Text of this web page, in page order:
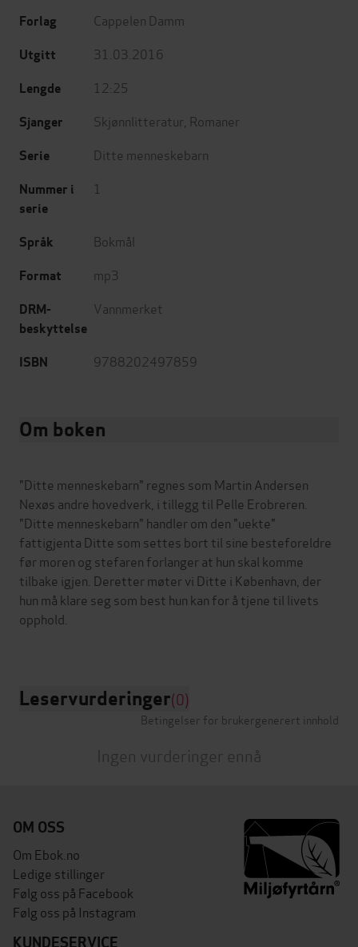
Forlag Cappelen Damm
Utgitt 31.03.2016
Lengde 12:25
Sjanger Skjønnlitteratur Romaner
Serie Ditte menneskebarn
Nummer i
serie
1
Språk Bokmål
Format mp3
DRM-
beskyttelse
Vannmerket
ISBN 9788202497859
Om boken
"Ditte menneskebarn" regnes som Martin Andersen
Nexøs andre hovedverk, i tillegg til Pelle Erobreren.
"Ditte menneskebarn" handler om den "uekte"
fattigjenta Ditte som settes bort til sine besteforeldre
før moren og stefaren forlanger at hun skal komme
tilbake igjen. Deretter møter vi Ditte i København, der
hun må klare seg som best hun kan for å tjene til livets
opphold.
Leservurderinger(0)
Betingelser for brukergenerert innhold
Ingen vurderinger ennå
OM OSS
Om Ebok.no
Ledige stillinger
Følg oss på Facebook
Følg oss på Instagram
KUNDESERVICE